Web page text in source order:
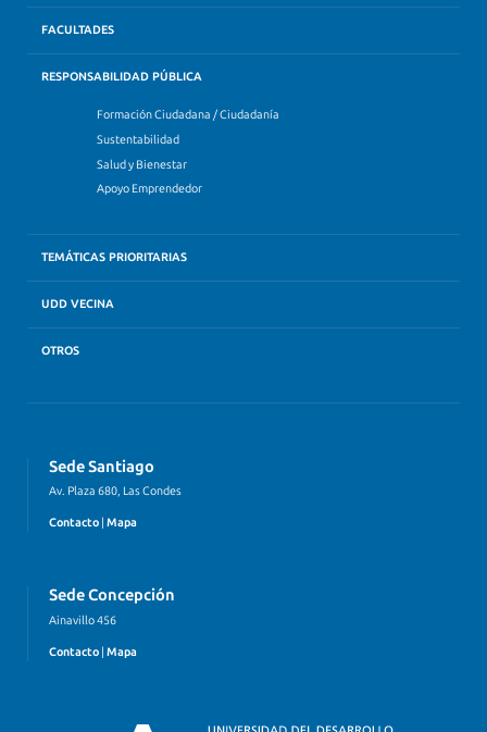
FACULTADES
RESPONSABILIDAD PÚBLICA
Formación Ciudadana / Ciudadanía
Sustentabilidad
Salud y Bienestar
Apoyo Emprendedor
TEMÁTICAS PRIORITARIAS
UDD VECINA
OTROS
Sede Santiago
Av. Plaza 680, Las Condes
Contacto Mapa
Sede Concepción
Ainavillo 456
Contacto | Mapa